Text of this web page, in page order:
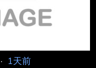
· 1天前